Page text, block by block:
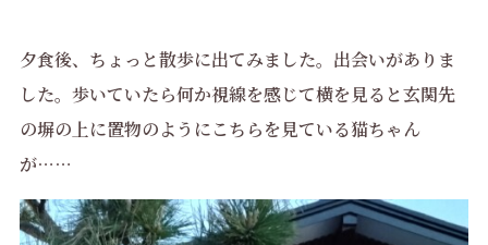
夕食後、ちょっと散歩に出てみました。出会いがありま
した。歩いていたら何か視線を感じて横を見ると玄関先
の塀の上に置物のようにこちらを見ている猫ちゃん
が……